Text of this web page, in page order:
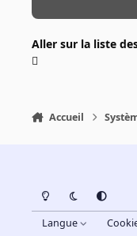
Aller sur la liste
Accueil
Light ModeDark ModeSystem
Langue